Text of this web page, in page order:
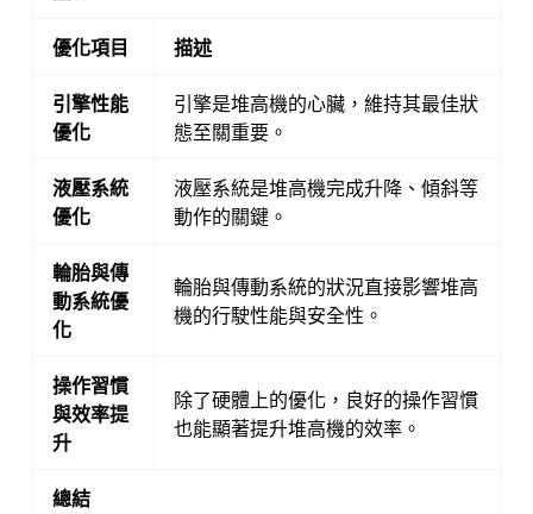
優化項目 描述
引擎性能
優化
引擎是堆高機的心臟，維持其最佳狀
態至關重要。
液壓系統
優化
液壓系統是堆高機完成升降、傾斜等
動作的關鍵。
輪胎與傳
動系統優
化
輪胎與傳動系統的狀況直接影響堆高
機的行駛性能與安全性。
操作習慣
與效率提
升
除了硬體上的優化，良好的操作習慣
也能顯著提升堆高機的效率。
總結